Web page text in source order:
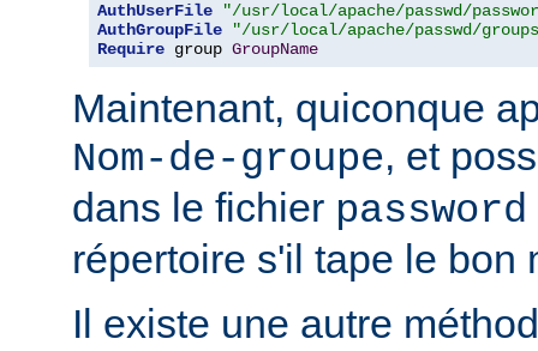
AuthUserFile
"/usr/local/apache/passwd/
AuthGroupFile
"/usr/local/apache/passwd/
Require group GroupName
Maintenant, quiconque
Nom-de-groupe, et
dans le fichier password
répertoire s'il tape le bon
Il existe une autre